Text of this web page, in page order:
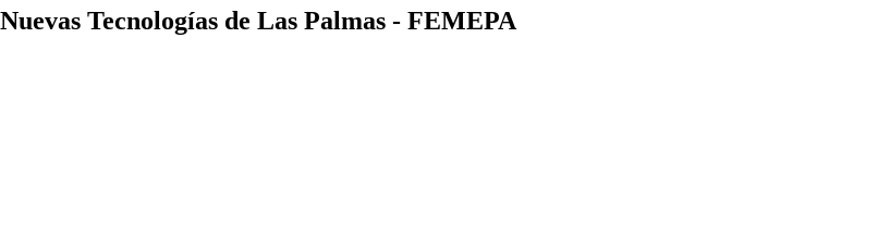
Tecnologías de Las Palmas - FEMEPA